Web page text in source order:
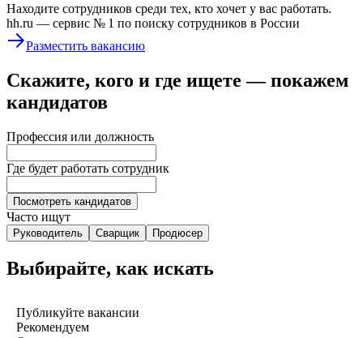
Находите сотрудников среди тех, кто хочет у вас работать.
hh.ru — сервис № 1 по поиску сотрудников в России
Разместить вакансию
Скажите, кого и где ищете — покажем
кандидатов
Профессия или должность
Где будет работать сотрудник
Посмотреть кандидатов
Часто ищут
Руководитель Сварщик Продюсер
Выбирайте, как искать
Публикуйте вакансии
Рекомендуем